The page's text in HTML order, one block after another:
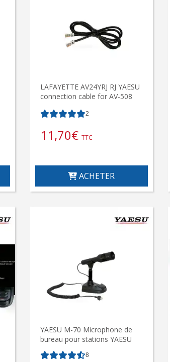
LAFAYETTE AV24YRJ RJ YAESU
connection cable for AV-508
2
11,70€ TTC
ACHETER
YAESU M-70 Microphone de
bureau pour stations YAESU
8